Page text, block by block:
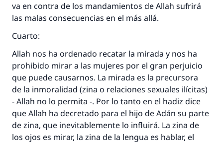
va en contra de los mandamientos de Allah sufrirá
las malas consecuencias en el más allá.
Cuarto:
Allah nos ha ordenado recatar la mirada y nos ha
prohibido mirar a las mujeres por el gran perjuicio
que puede causarnos. La mirada es la precursora
de la inmoralidad (zina o relaciones sexuales ilícitas)
- Allah no lo permita -. Por lo tanto en el hadiz dice
que Allah ha decretado para el hijo de Adán su parte
de zina, que inevitablemente lo influirá. La zina de
los ojos es mirar, la zina de la lengua es hablar, el